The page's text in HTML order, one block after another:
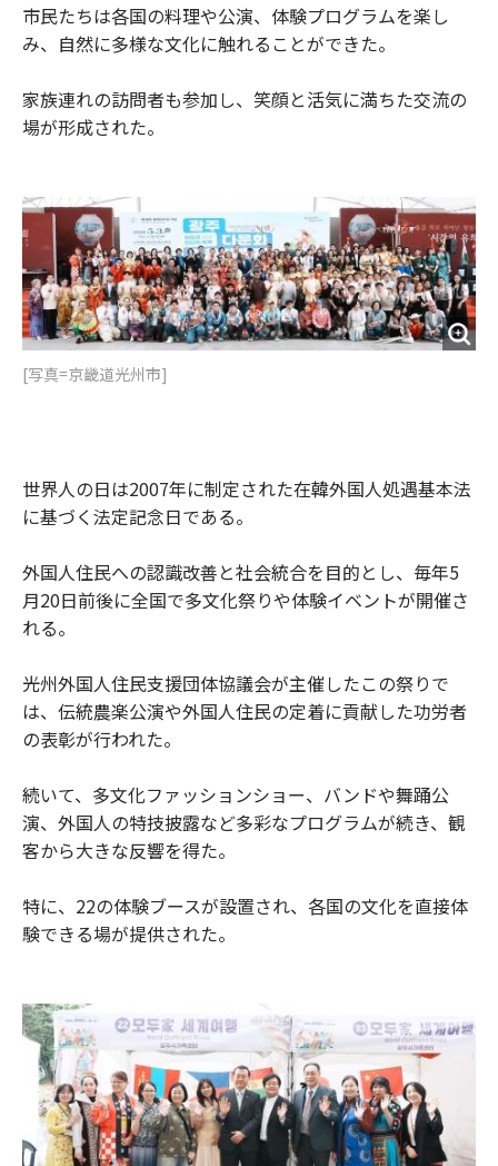
市民たちは各国の料理や公演、体験プログラムを楽し
み、自然に多様な文化に触れることができた。
家族連れの訪問者も参加し、笑顔と活気に満ちた交流の
場が形成された。
[写真=京畿道光州市]
世界人の日は2007年に制定された在韓外国人処遇基本法
に基づく法定記念日である。
外国人住民への認識改善と社会統合を目的とし、毎年5
月20日前後に全国で多文化祭りや体験イベントが開催さ
れる。
光州外国人住民支援団体協議会が主催したこの祭りで
は、伝統農楽公演や外国人住民の定着に貢献した功労者
の表彰が行われた。
続いて、多文化ファッションショー、バンドや舞踊公
演、外国人の特技披露など多彩なプログラムが続き、観
客から大きな反響を得た。
特に、22の体験ブースが設置され、各国の文化を直接体
験できる場が提供された。